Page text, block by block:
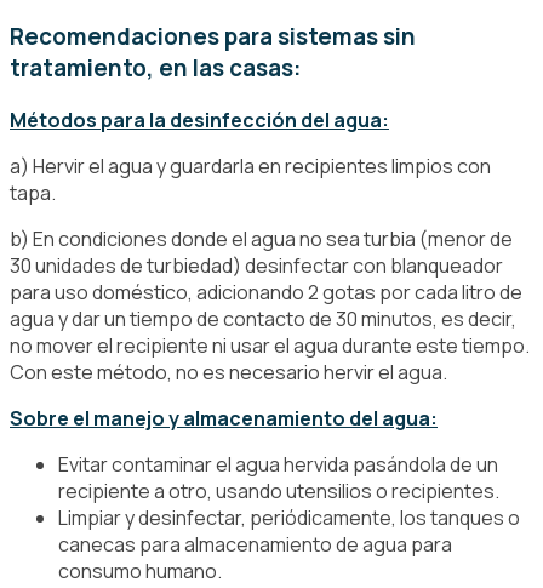
Recomendaciones para sistemas sin
tratamiento, en las casas:
Métodos para la desinfección del agua:
a) Hervir el agua y guardarla en recipientes limpios con
tapa.
b) En condiciones donde el agua no sea turbia (menor de
30 unidades de turbiedad) desinfectar con blanqueador
para uso doméstico, adicionando 2 gotas por cada litro de
agua y dar un tiempo de contacto de 30 minutos, es decir,
no mover el recipiente ni usar el agua durante este tiempo.
Con este método, no es necesario hervir el agua.
Sobre el manejo y almacenamiento del agua:
Evitar contaminar el agua hervida pasándola de un
recipiente a otro, usando utensilios o recipientes.
Limpiar y desinfectar, periódicamente, los tanques o
canecas para almacenamiento de agua para
consumo humano.